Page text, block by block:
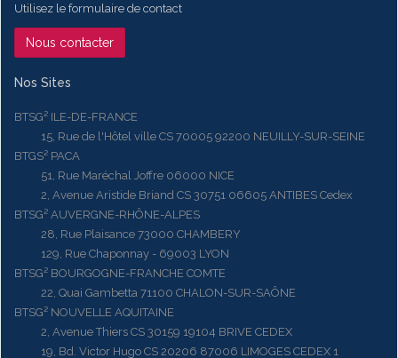
Utilisez le formulaire de contact
Nous contacter
Nos Sites
BTSG² ILE-DE-FRANCE
15, Rue de l'Hôtel ville CS 70005 92200 NEUILLY-SUR-SEINE
BTGS² PACA
51, Rue Maréchal Joffre 06000 NICE
2, Avenue Aristide Briand CS 30751 06605 ANTIBES Cedex
BTSG² AUVERGNE-RHÔNE-ALPES
28, Rue Plaisance 73000 CHAMBERY
129, Rue Chaponnay - 69003 LYON
BTSG² BOURGOGNE-FRANCHE COMTE
22, Quai Gambetta 71100 CHALON-SUR-SAÔNE
BTSG² NOUVELLE AQUITAINE
2, Avenue Thiers CS 30159 19104 BRIVE CEDEX
19, Bd. Victor Hugo CS 20206 87006 LIMOGES CEDEX 1